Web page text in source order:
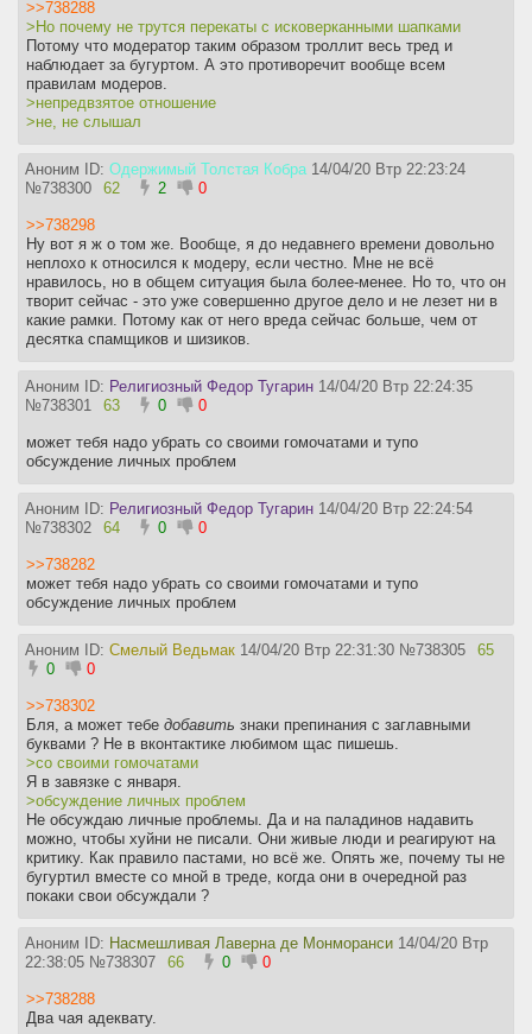
>>738288
>Но почему не трутся перекаты с исковерканными шапками
Потому что модератор таким образом троллит весь тред и
наблюдает за бугуртом. А это противоречит вообще всем
правилам модеров.
>непредвзятое отношение
>не, не слышал
Аноним ID: Одержимый Толстая Кобра 14/04/20 Втр 22:23:24
№738300 62 2 0
>>738298
Ну вот я ж о том же. Вообще, я до недавнего времени довольно
неплохо к относился к модеру, если честно. Мне не всё
нравилось, но в общем ситуация была более-менее. Но то, что он
творит сейчас - это уже совершенно другое дело и не лезет ни в
какие рамки. Потому как от него вреда сейчас больше, чем от
десятка спамщиков и шизиков.
Аноним ID: Религиозный Федор Тугарин 14/04/20 Втр 22:24:35
№738301 63 0 0
может тебя надо убрать со своими гомочатами и тупо
обсуждение личных проблем
Аноним ID: Религиозный Федор Тугарин 14/04/20 Втр 22:24:54
№738302 64 0 0
>>738282
может тебя надо убрать со своими гомочатами и тупо
обсуждение личных проблем
Аноним ID: Смелый Ведьмак 14/04/20 Втр 22:31:30 №738305
65
0
0
>>738302
Бля, а может тебе добавить знаки препинания с заглавными
буквами ? Не в вконтактике любимом щас пишешь.
>со своими гомочатами
Я в завязке с января.
>обсуждение личных проблем
Не обсуждаю личные проблемы. Да и на паладинов надавить
можно, чтобы хуйни не писали. Они живые люди и реагируют на
критику. Как правило пастами, но всё же. Опять же, почему ты не
бугуртил вместе со мной в треде, когда они в очередной раз
покаки свои обсуждали ?
Аноним ID: Насмешливая Лаверна де Монморанси 14/04/20 Втр
22:38:05 №738307 66 0 0
>>738288
Два чая адеквату.